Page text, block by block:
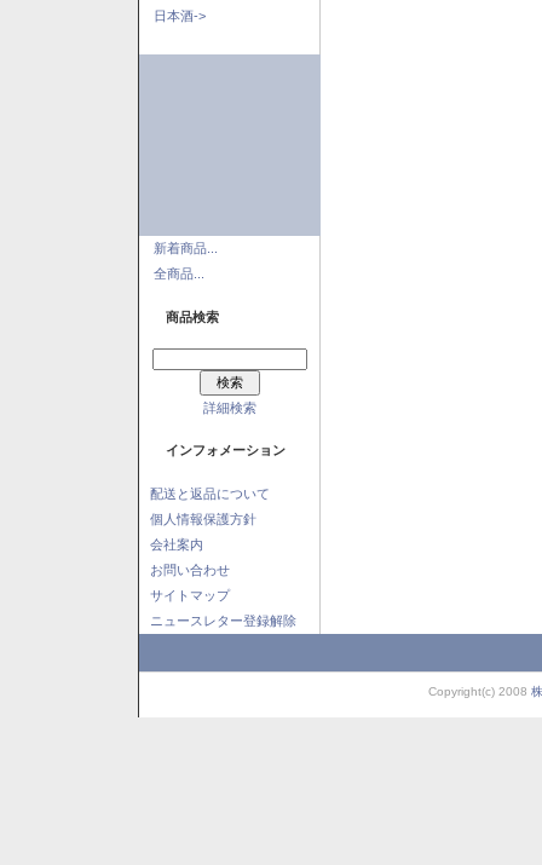
日本酒->
新着商品...
全商品...
商品検索
詳細検索
インフォメーション
配送と返品について
個人情報保護方針
会社案内
お問い合わせ
サイトマップ
ニュースレター登録解除
Copyright(c) 2008